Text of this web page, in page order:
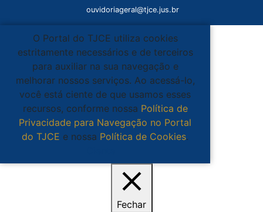
ouvidoriageral@tjce.jus.br
O Portal do TJCE utiliza cookies
estritamente necessários e de terceiros
para auxiliar na sua navegação e
melhorar nossos serviços. Ao acessá-lo,
você está ciente de que usamos esses
recursos, conforme nossa Política de
Privacidade para Navegação no Portal
do TJCE e nossa Política de Cookies.
Fechar